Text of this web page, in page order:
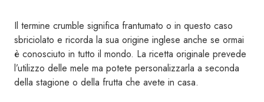
Il termine crumble significa frantumato o in questo caso
sbriciolato e ricorda la sua origine inglese anche se ormai
è conosciuto in tutto il mondo. La ricetta originale prevede
l’utilizzo delle mele ma potete personalizzarla a seconda
della stagione o della frutta che avete in casa.